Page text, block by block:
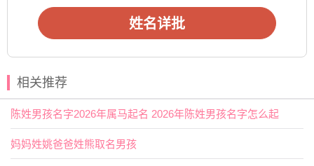
的。用作人名意指初心、本心、委以重任之义；
刘姓宝宝取名热门精选
【书智】 【今夏】 【予诺】 【元雅】
【书敏】 【伽茵】 【冰莹】 【书睿】
【凯弈】 【冬瑶】 【乐善】 【云溪】
姓名详批
相关推荐
陈姓男孩名字2026年属马起名 2026年陈姓男孩名字怎么起
妈妈姓姚爸爸姓熊取名男孩